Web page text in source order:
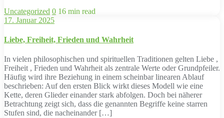
Uncategorized 0 16 min read
17. Januar 2025
Liebe, Freiheit, Frieden und Wahrheit
In vielen philosophischen und spirituellen Traditionen gelten Liebe ,
Freiheit , Frieden und Wahrheit als zentrale Werte oder Grundpfeiler.
Häufig wird ihre Beziehung in einem scheinbar linearen Ablauf
beschrieben: Auf den ersten Blick wirkt dieses Modell wie eine
Kette, deren Glieder einander stark abfolgen. Doch bei näherer
Betrachtung zeigt sich, dass die genannten Begriffe keine starren
Stufen sind, die nacheinander […]